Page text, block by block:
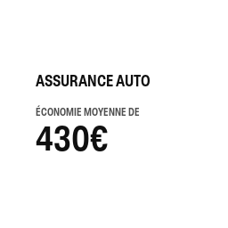
ASSURANCE AUTO
ÉCONOMIE MOYENNE DE
430€